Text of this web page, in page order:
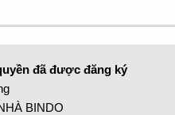
đã được đăng ký
BINDO